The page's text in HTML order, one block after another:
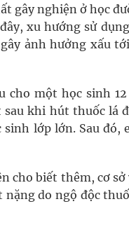
gây nghiện ở học
xu hướng sử
ảnh hưởng xấu
cho một học sinh
khi hút thuốc lá
lớp lớn. Sau đó,
cho biết thêm, cơ
do ngộ độc